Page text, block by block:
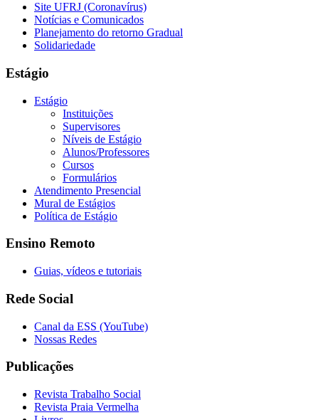
Site UFRJ (Coronavírus)
Notícias e Comunicados
Planejamento do retorno Gradual
Solidariedade
Estágio
Estágio
Instituições
Supervisores
Níveis de Estágio
Alunos/Professores
Cursos
Formulários
Atendimento Presencial
Mural de Estágios
Política de Estágio
Ensino Remoto
Guias, vídeos e tutoriais
Rede Social
Canal da ESS (YouTube)
Nossas Redes
Publicações
Revista Trabalho Social
Revista Praia Vermelha